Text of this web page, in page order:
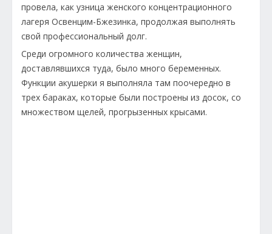
провела, как узница женского концентрационного
лагеря Освенцим-Бжезинка, продолжая выполнять
свой профессиональный долг.
Среди огромного количества женщин,
доставлявшихся туда, было много беременных.
Функции акушерки я выполняла там поочередно в
трех бараках, которые были построены из досок, со
множеством щелей, прогрызенных крысами.